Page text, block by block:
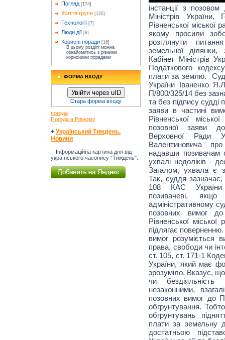
Погляд [174]
Життя групи [120]
Технології [7]
Люди дії [8]
Корисні поради [16]
В цьому розділі можна
ознайомитись з різними
корисними порадами
ФОРМА ВХОДУ
Увійти через uID
Стара форма входу
погода
Погода в Рівному
+ Український Тиждень.
Новини
Інформаційна картина дня від
українського часопису "Тиждень".
інстанції з
Міністрів
Рівненської міської
якому просили
розглянути
земельної ділянки,
Кабінет Міністрів
Податкового
плати за землю.
України Іваненко
П/800/325/14 без
та без підпису судді
заяви в частині
Рівненської
позовної заяви
Верховної Ради
Валентиновича
надавши позивачам
ухвалі недоліків -
Загалом, ухвала є
Так, суддя
108 КАС України
позивачеві,
адміністративному
позовних вимог до
Рівненської
підлягає
вимог розуміється
права, свободи чи
ст. 105, ст. 171-1
України, який має
зрозуміло. Вказує, що
чи бездіяльність
незаконними,
позовних вимог до
обгрунтування.
обгрунтувань
плати за земельну
достатньою